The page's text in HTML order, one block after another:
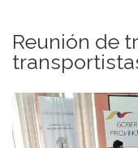
Reunión de